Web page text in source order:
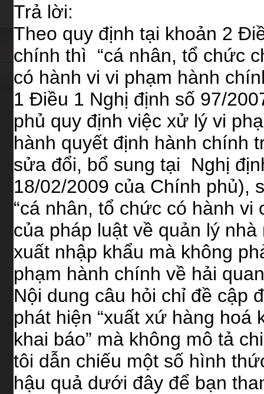
Trả lời:
Theo quy định tại khoản 2
chính thì “cá nhân, tổ chức
có hành vi vi phạm hành
1 Điều 1 Nghị định số 97/
phủ quy định việc xử lý vi
hành quyết định hành chính
sửa đổi, bổ sung tại Nghị
18/02/2009 của Chính phủ),
“cá nhân, tổ chức có hành
của pháp luật về quản lý
xuất nhập khẩu mà không
phạm hành chính về hải
Nội dung câu hỏi chỉ đề cập
phát hiện “xuất xứ hàng
khai báo” mà không mô tả
tôi dẫn chiếu một số hình
hậu quả dưới đây để bạn